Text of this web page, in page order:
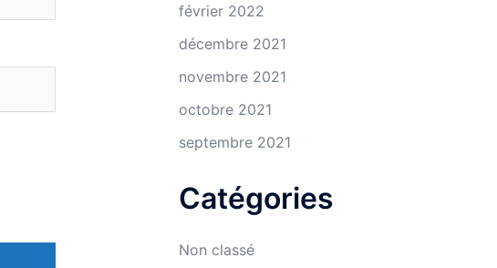
février 2022
décembre 2021
novembre 2021
octobre 2021
septembre 2021
Catégories
Non classé